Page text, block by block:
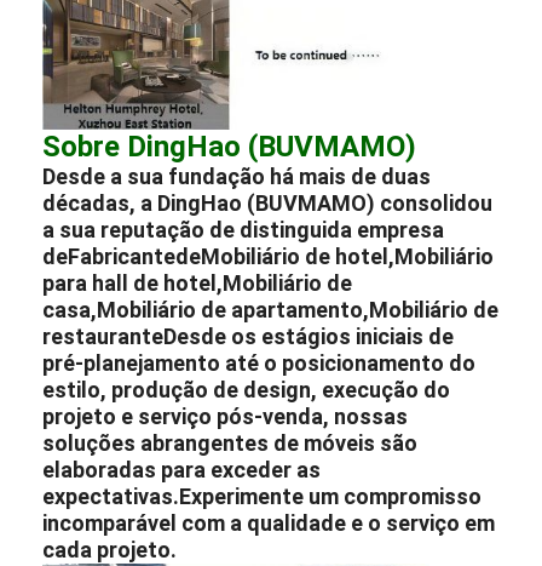
Sobre DingHao (BUVMAMO)
Desde a sua fundação há mais de duas
décadas, a DingHao (BUVMAMO) consolidou
a sua reputação de distinguida empresa
deFabricantedeMobiliário de hotel ,Mobiliário
para hall de hotel ,Mobiliário de
casa,Mobiliário de apartamento,Mobiliário de
restauranteDesde os estágios iniciais de
pré-planejamento até o posicionamento do
estilo, produção de design, execução do
projeto e serviço pós-venda, nossas
soluções abrangentes de móveis são
elaboradas para exceder as
expectativas.Experimente um compromisso
incomparável com a qualidade e o serviço em
cada projeto.